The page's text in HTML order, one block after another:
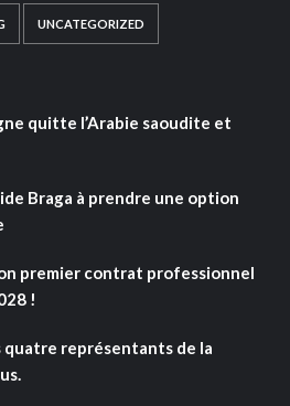
UNCATEGORIZED
quitte l’Arabie saoudite et
Braga à prendre une option
premier contrat professionnel
!
quatre représentants de la